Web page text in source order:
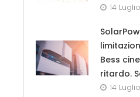
14
Bess
ritardo.
14